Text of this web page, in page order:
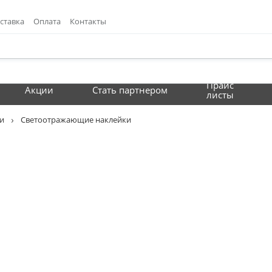
Оплата Контакты
Акции Стать партнером
Прайс
листы
Светоотражающие наклейки